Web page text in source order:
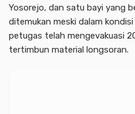
Yosorejo, dan satu bayi yang
ditemukan meski dalam
petugas telah mengevakuasi
tertimbun material longsoran.